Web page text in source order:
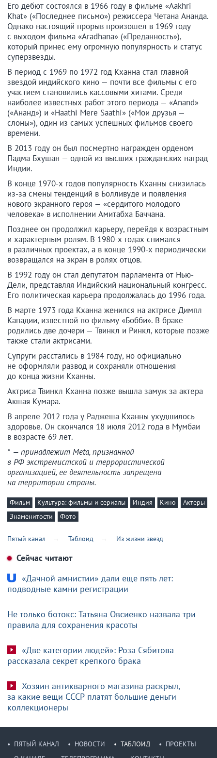
Его дебют состоялся в 1966 году в фильме «Aakhri
Khat» («Последнее письмо») режиссера Четана Ананда.
Однако настоящий прорыв произошел в 1969 году
с выходом фильма «Aradhana» («Преданность»),
который принес ему огромную популярность и статус
суперзвезды.
В период с 1969 по 1972 год Кханна стал главной
звездой индийского кино — почти все фильмы с его
участием становились кассовыми хитами. Среди
наиболее известных работ этого периода — «Anand»
(«Ананд») и «Haathi Mere Saathi» («Мои друзья —
слоны»), один из самых успешных фильмов своего
времени.
В 2013 году он был посмертно награжден орденом
Падма Бхушан — одной из высших гражданских наград
Индии.
В конце 1970-х годов популярность Кханны снизилась
из-за смены тенденций в Болливуде и появления
нового экранного героя — «сердитого молодого
человека» в исполнении Амитабха Баччана.
Позднее он продолжил карьеру, перейдя к возрастным
и характерным ролям. В 1980-х годах снимался
в различных проектах, а в конце 1990-х периодически
возвращался на экран в ролях отцов.
В 1992 году он стал депутатом парламента от Нью-
Дели, представляя Индийский национальный конгресс.
Его политическая карьера продолжалась до 1996 года.
В марте 1973 года Кханна женился на актрисе Димпл
Кападии, известной по фильму «Бобби». В браке
родились две дочери — Твинкл и Ринкл, которые позже
также стали актрисами.
Супруги расстались в 1984 году, но официально
не оформляли развод и сохраняли отношения
до конца жизни Кханны.
Актриса Твинкл Кханна позже вышла замуж за актера
Акшая Кумара.
В апреле 2012 года у Раджеша Кханны ухудшилось
здоровье. Он скончался 18 июля 2012 года в Мумбаи
в возрасте 69 лет.
* — принадлежит Meta, признанной
в РФ экстремистской и террористической
организацией, ее деятельность запрещена
на территории страны.
Фильм Культура: фильмы и сериалы Индия Кино
Актеры
Знаменитости
Фото
Пятый канал Таблоид Из жизни звезд
Сейчас читают
«Дачной амнистии» дали еще пять лет:
подводные камни регистрации
Не только ботокс: Татьяна Овсиенко назвала три
правила для сохранения красоты
«Две категории людей»: Роза Сябитова
рассказала секрет крепкого брака
Хозяин антикварного магазина раскрыл,
за какие вещи СССР платят большие деньги
коллекционеры
ПЯТЫЙ КАНАЛ НОВОСТИ ТАБЛОИД
ПРОЕКТЫ